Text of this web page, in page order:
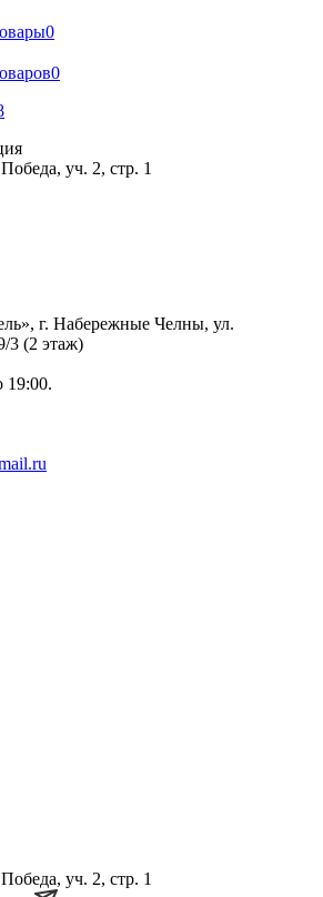
0
0
уч. 2, стр. 1
г. Набережные Челны, ул.
3 (2 этаж)
19:00.
уч. 2, стр. 1